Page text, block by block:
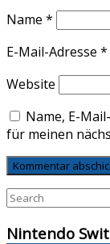
Name *
E-Mail-Adresse *
Website
Name, E-
für meinen
Nintendo